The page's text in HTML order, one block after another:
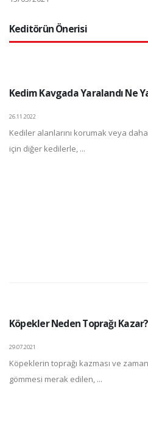
Keditörün Önerisi
Kedim Kavgada Yaralandı Ne
26.11.2022
Kediler alanlarını korumak veya
için diğer kedilerle, ...
Köpekler Neden Toprağı Kazar?
29.07.2021
Köpeklerin toprağı kazması ve
gömmesi merak edilen, ...